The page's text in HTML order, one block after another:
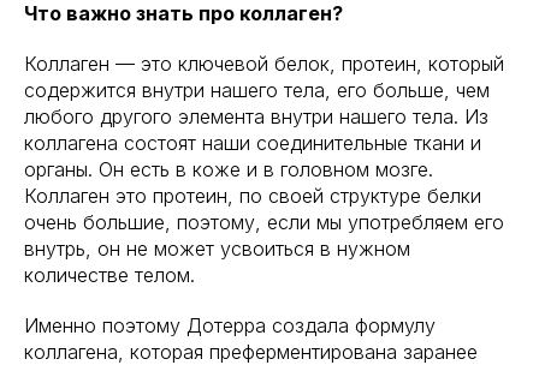
Что важно знать про коллаген?
Коллаген — это ключевой белок, протеин, который
содержится внутри нашего тела, его больше, чем
любого другого элемента внутри нашего тела. Из
коллагена состоят наши соединительные ткани и
органы. Он есть в коже и в головном мозге.
Коллаген это протеин, по своей структуре белки
очень большие, поэтому, если мы употребляем его
внутрь, он не может усвоиться в нужном
количестве телом.
Именно поэтому Дотерра создала формулу
коллагена, которая преферментирована заранее